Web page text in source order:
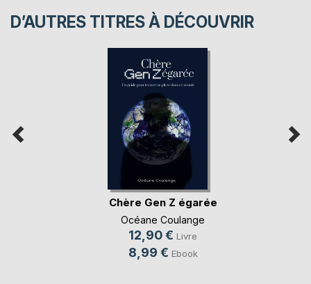
D’AUTRES TITRES À DÉCOUVRIR
Chère Gen Z égarée
Océane Coulange
12,90 € Livre
8,99 € Ebook